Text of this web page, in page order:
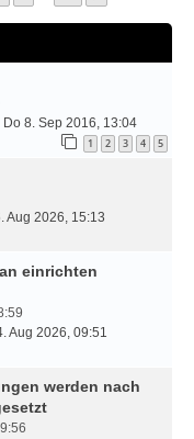
Do 8. Sep 2016, 13:04
1 2 3 4 5
Aug 2026, 15:13
einrichten
Aug 2026, 09:51
werden nach